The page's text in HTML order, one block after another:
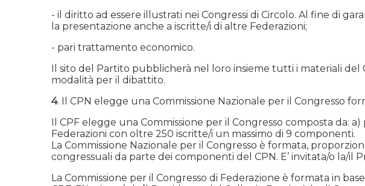
- il diritto ad essere illustrati nei Congressi di Circolo. Al fine di
la presentazione anche a iscritte/i di altre Federazioni;
- pari trattamento economico.
Il sito del Partito pubblicherà nel loro insieme tutti i materiali del
modalità per il dibattito.
4. Il CPN elegge una Commissione Nazionale per il Congresso
Il CPF elegge una Commissione per il Congresso composta da:
Federazioni con oltre 250 iscritte/i un massimo di 9 componenti.
La Commissione Nazionale per il Congresso è formata,
congressuali da parte dei componenti del CPN. E’ invitata/o la/il
La Commissione per il Congresso di Federazione è formata in